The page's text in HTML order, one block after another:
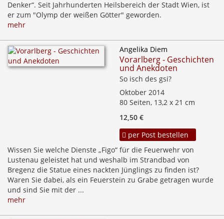
Denker“. Seit Jahrhunderten Heilsbereich der Stadt Wien, ist
er zum "Olymp der weißen Götter" geworden.
mehr
Angelika Diem
Vorarlberg - Geschichten
und Anekdoten
So isch des gsi?
Oktober 2014
80 Seiten, 13,2 x 21 cm
12,50 €
per Post bestellen
Wissen Sie welche Dienste „Figo“ für die Feuerwehr von
Lustenau geleistet hat und weshalb im Strandbad von
Bregenz die Statue eines nackten Jünglings zu finden ist?
Waren Sie dabei, als ein Feuerstein zu Grabe getragen wurde
und sind Sie mit der ...
mehr